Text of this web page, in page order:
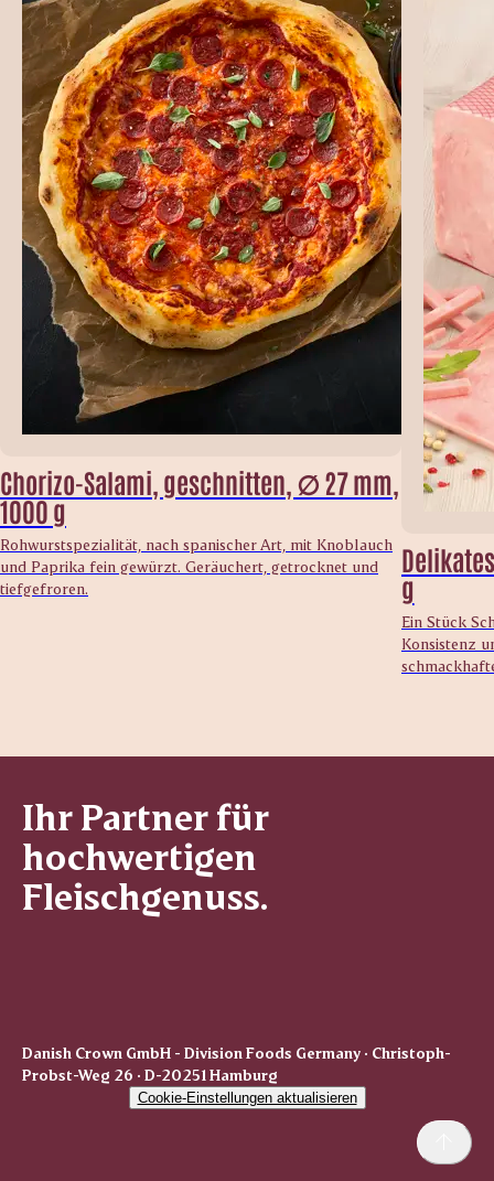
Chorizo-Salami, geschnitten, ∅ 27 mm,
1000 g
Rohwurstspezialität, nach spanischer Art, mit Knoblauch
und Paprika fein gewürzt. Geräuchert, getrocknet und
tiefgefroren.
g
Ein Stück
Konsistenz
Ihr Partner für
hochwertigen
Fleischgenuss.
Danish Crown GmbH - Division Foods Germany · Christoph-
Probst-Weg 26 · D-20251 Hamburg
Cookie-Einstellungen aktualisieren